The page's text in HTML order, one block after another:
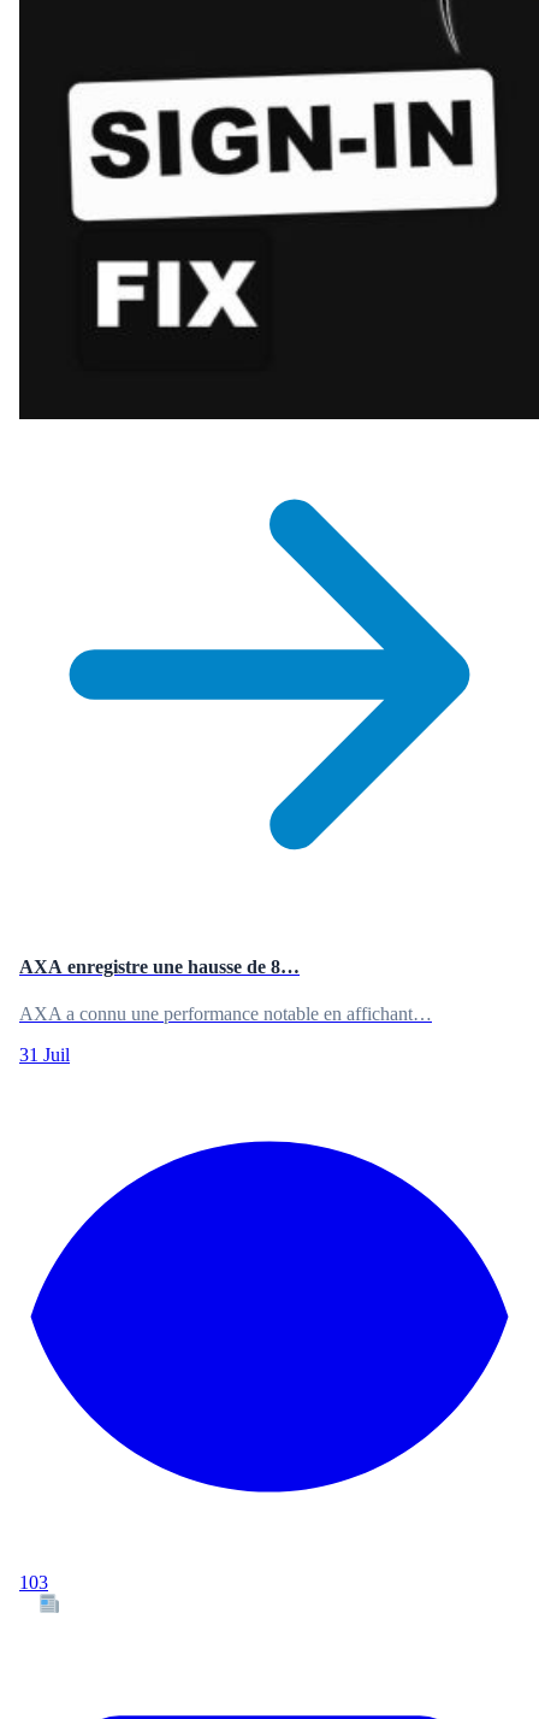
AXA enregistre une hausse de 8…
AXA a connu une performance notable en affichant…
31 Juil
103